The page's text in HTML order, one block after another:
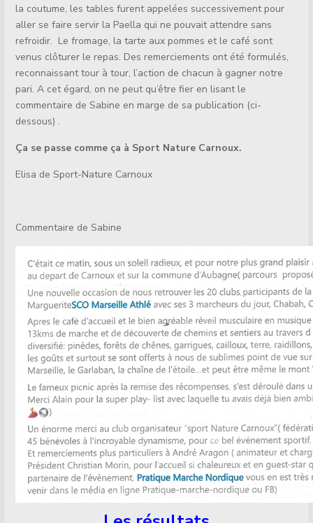
la coutume, les tables furent appelées successivement pour
aller se faire servir la Paella qui ne pouvait attendre sans
refroidir. Le fromage, la tarte aux pommes et le café sont
venus clôturer le repas. Des remerciements ont été formulés,
reconnaissant tour à tour, l’action de chacun à gagner notre
pari. A cet égard, on ne peut qu’être fier en lisant le
commentaire de Sabine en marge de sa publication (ci-
dessous) .
Ça se passe comme ça à Sport Nature Carnoux.
Elisa de Sport-Nature Carnoux
Commentaire de Sabine